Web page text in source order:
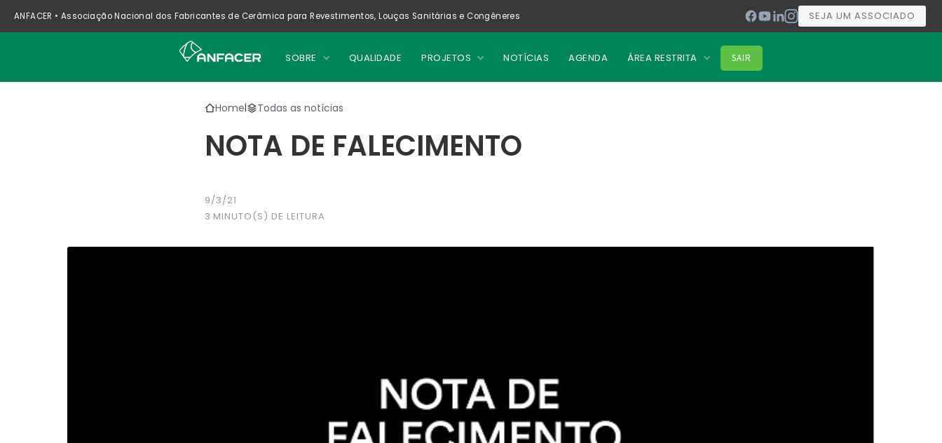
ANFACER • Associação Nacional dos Fabricantes de Cerâmica para Revestimentos, Louças Sanitárias e Congêneres SEJA UM ASSOCIADO
SOBRE QUALIDADE PROJETOS NOTÍCIAS AGENDA ÁREA RESTRITA SAIR
Home| Todas as notícias
NOTA DE FALECIMENTO
9/3/21
3 MINUTO(S) DE LEITURA